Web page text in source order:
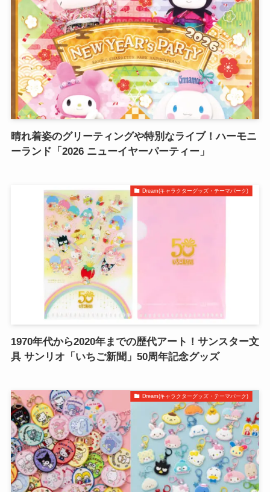
晴れ着姿のグリーティングや特別なライブ！ハーモニ
ーランド「2026 ニューイヤーパーティー」
Dream(キャラクターグッズ・テーマパーク)
1970年代から2020年までの歴代アート！サンスター文
具 サンリオ「いちご新聞」50周年記念グッズ
Dream(キャラクターグッズ・テーマパーク)